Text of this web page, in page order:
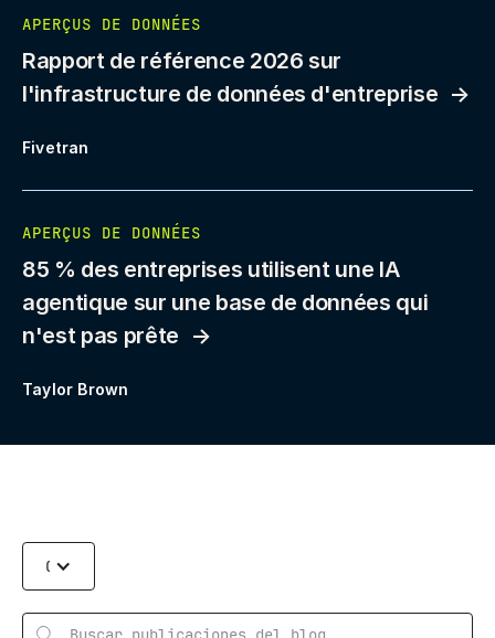
APERÇUS DE DONNÉES
Rapport de référence 2026 sur
l'infrastructure de données d'entreprise
Fivetran
APERÇUS DE DONNÉES
85 % des entreprises utilisent une IA
agentique sur une base de données qui
n'est pas prête
Taylor Brown
Categories
Rechercher